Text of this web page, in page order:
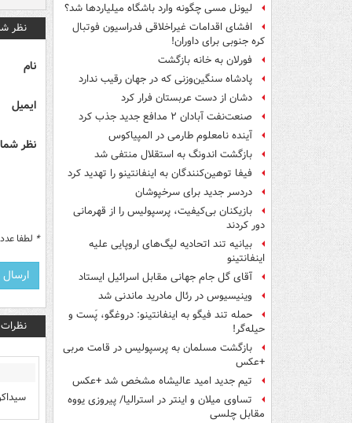
لیونل مسی چگونه وارد باشگاه میلیاردها شد؟
افشای اقدامات غیراخلاقی فدراسیون فوتبال
کره جنوبی برای داوران!
فورلان به خانه بازگشت
پادشاه سنگین‌وزنی که در جهان رقیب ندارد
دشان از دست عربستان فرار کرد
صنعت‌نفت آبادان ۲ مدافع جدید جذب کرد
آینده نامعلوم طارمی در المپیاکوس
بازگشت اندونگ به استقلال منتفی شد
فیفا توهین‌کنندگان به اینفانتینو را تهدید کرد
دردسر جدید برای سرخپوشان
بازیکنان بی‌کیفیت، پرسپولیس را از قهرمانی
دور کردند
بیانیه تند اتحادیه لیگ‌های اروپایی علیه
اینفانتینو
آقای گل جام جهانی مقابل اسرائیل ایستاد
وینیسیوس در رئال مادرید ماندنی شد
حمله تند فیگو به اینفانتینو: دروغگو، پَست‌ و
حیله‌گر!
بازگشت مسلمان به پرسپولیس در قامت مربی
+عکس
تیم جدید امید عالیشاه مشخص شد +عکس
تساوی میلان و اینتر در استرالیا/ پیروزی یووه
مقابل چلسی
نظر
نام
ایمیل
نظر
* لطفا
نظرات